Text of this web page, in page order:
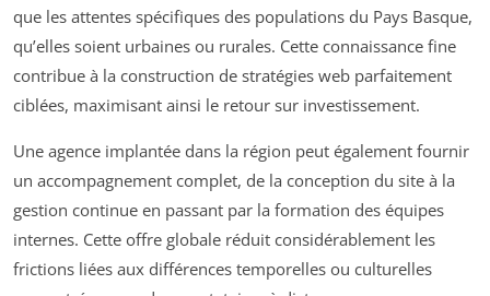
que les attentes spécifiques des populations du Pays Basque,
qu’elles soient urbaines ou rurales. Cette connaissance fine
contribue à la construction de stratégies web parfaitement
ciblées, maximisant ainsi le retour sur investissement.
Une agence implantée dans la région peut également fournir
un accompagnement complet, de la conception du site à la
gestion continue en passant par la formation des équipes
internes. Cette offre globale réduit considérablement les
frictions liées aux différences temporelles ou culturelles